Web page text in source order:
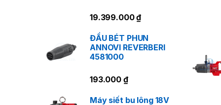
19.399.000₫
ĐẦU BÉT PHUN
ANNOVI REVERBERI
4581000
193.000 ₫
Máy siết bu lông 18V